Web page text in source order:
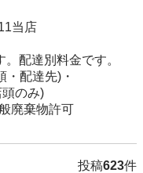
当店
配達別料金です。
配達先)・
み)
廃棄物許可
投稿623件